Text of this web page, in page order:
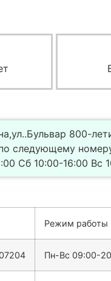
800-
следующему
Сб 10:00-16:00 Вс
Режим работы
Пн-Вс 09:00-